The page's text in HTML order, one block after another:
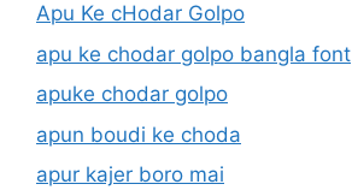
Apu Ke cHodar Golpo
apu ke chodar golpo bangla font
apuke chodar golpo
apun boudi ke choda
apur kajer boro mai